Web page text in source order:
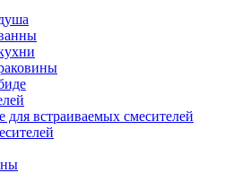
встраиваемых смесителей